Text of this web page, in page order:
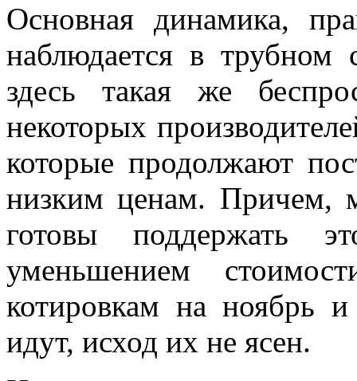
Основная динамика,
наблюдается в трубном
здесь такая же
некоторых
которые продолжают
низким ценам. Причем,
готовы поддержать
уменьшением
котировкам на ноябрь
идут, исход их не ясен.